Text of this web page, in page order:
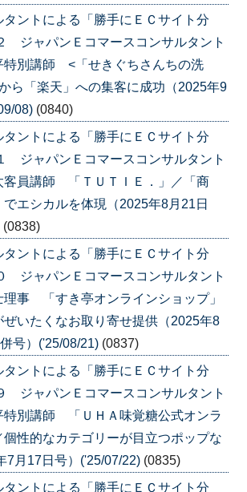
タントによる「勝手にＥＣサイト分
ジャパンＥコマースコンサルタント
別講師 <「せきぐちさんちの洗
ら「楽天」への集客に成功（2025年9
08) (0840)
タントによる「勝手にＥＣサイト分
ジャパンＥコマースコンサルタント
員講師 「ＴＵＴＩＥ．」／「商
エシカルを体現（2025年8月21日
(0838)
タントによる「勝手にＥＣサイト分
ジャパンＥコマースコンサルタント
事 「すき亭オンラインショップ」
ぜいたくなお取り寄せ提供（2025年8
号）('25/08/21) (0837)
タントによる「勝手にＥＣサイト分
ジャパンＥコマースコンサルタント
別講師 「ＵＨＡ味覚糖公式オンラ
個性的なカテゴリーが目立つポップな
7月17日号）('25/07/22) (0835)
タントによる「勝手にＥＣサイト分